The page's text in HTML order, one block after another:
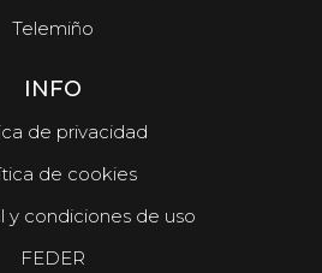
Telemiño
INFO
de privacidad
de cookies
y condiciones de uso
FEDER